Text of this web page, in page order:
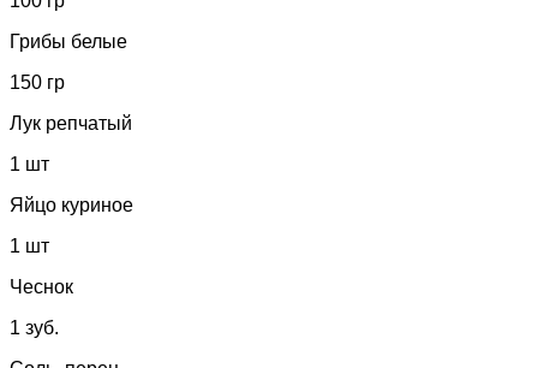
Грибы белые
150 гр
Лук репчатый
1 шт
Яйцо куриное
1 шт
Чеснок
1 зуб.